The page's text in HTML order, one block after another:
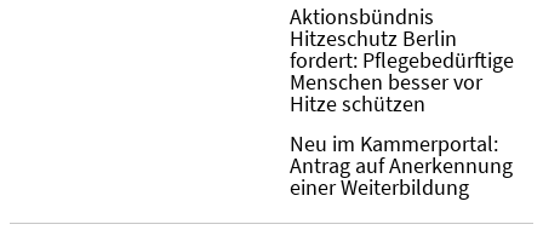
Aktionsbündnis
Hitzeschutz Berlin
fordert: Pflegebedürftige
Menschen besser vor
Hitze schützen
Neu im Kammerportal:
Antrag auf Anerkennung
einer Weiterbildung